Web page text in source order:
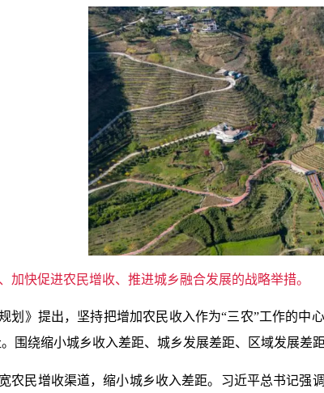
加快促进农民增收、推进城乡融合发展的战略举措。
划》提出，坚持把增加农民收入作为“三农”工作的中
围绕缩小城乡收入差距、城乡发展差距、区域发展差
农民增收渠道，缩小城乡收入差距。习近平总书记强